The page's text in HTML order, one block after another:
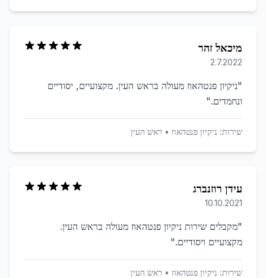
מיכאל זהר
2.7.2022
"ניקיון פנטהאוז מעולה בראש העין. מקצועיים, יסודיים
ונחמדים."
שירות: ניקיון פנטהאוז • ראש העין
עידן רוזנברג
10.10.2021
"מקבלים שירות ניקיון פנטהאוז מעולה בראש העין.
מקצועיים ויסודיים."
שירות: ניקיון פנטהאוז • ראש העין